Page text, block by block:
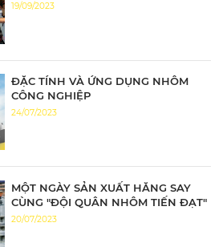
19/09/2023
ĐẶC TÍNH VÀ ỨNG DỤNG NHÔM
CÔNG NGHIỆP
24/07/2023
MỘT NGÀY SẢN XUẤT HĂNG SAY
CÙNG "ĐỘI QUÂN NHÔM TIẾN ĐẠT"
20/07/2023